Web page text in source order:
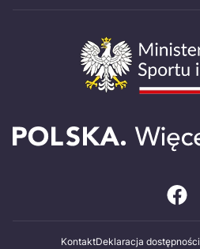
KontaktDeklaracja dostępności